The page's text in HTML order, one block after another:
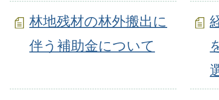
林地残材の林外搬出に
伴う補助金について